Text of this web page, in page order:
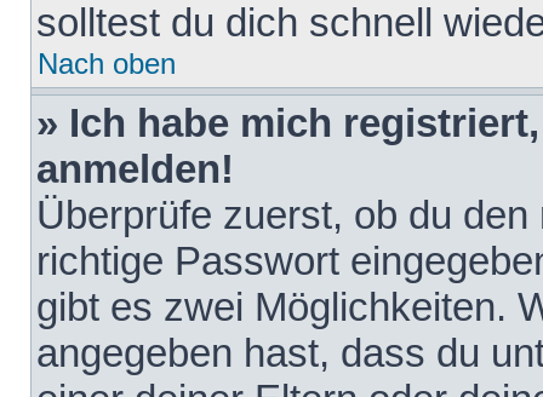
solltest du dich schnell
Nach oben
» Ich habe mich
anmelden!
Überprüfe zuerst, ob du
richtige Passwort
gibt es zwei Möglichkeiten.
angegeben hast, dass du